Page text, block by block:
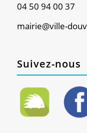
04 50 94 00 37
mairie@ville-
Suivez-nous